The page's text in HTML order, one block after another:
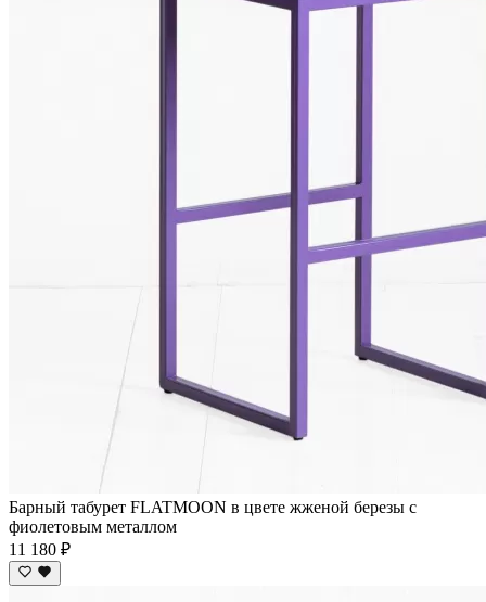
Барный табурет FLATMOON в цвете жженой березы с
фиолетовым металлом
11 180 ₽